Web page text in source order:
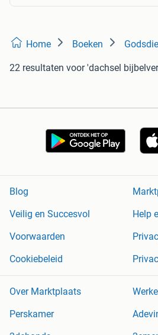
Home Boeken
22 resultaten voor 'dachsel
Blog
Veilig en Succesvol
Help
Voorwaarden
Cookiebeleid
Over Marktplaats
Perskamer